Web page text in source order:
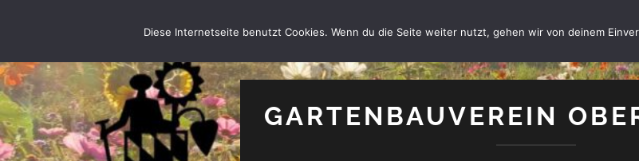
GARTENBAUVEREIN
Diese Internetseite benutzt Cookies. Wenn du die Seite weiter nutzt, gehen wir von deinem